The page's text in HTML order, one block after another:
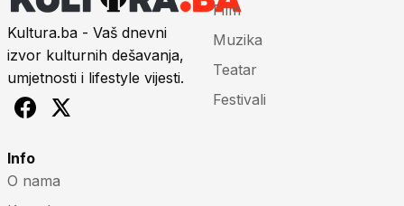
Kultura.ba - Vaš dnevni
izvor kulturnih dešavanja,
umjetnosti i lifestyle vijesti.
Film
Muzika
Teatar
Festivali
Info
O nama